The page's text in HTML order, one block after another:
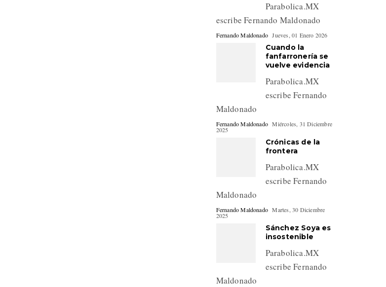
Parabolica.MX
escribe Fernando Maldonado
Fernando Maldonado Jueves, 01 Enero 2026
Cuando la
fanfarronería se
vuelve evidencia
Parabolica.MX
escribe Fernando
Maldonado
Fernando Maldonado Miércoles, 31 Diciembre
2025
Crónicas de la
frontera
Parabolica.MX
escribe Fernando
Maldonado
Fernando Maldonado Martes, 30 Diciembre
2025
Sánchez Soya es
insostenible
Parabolica.MX
escribe Fernando
Maldonado